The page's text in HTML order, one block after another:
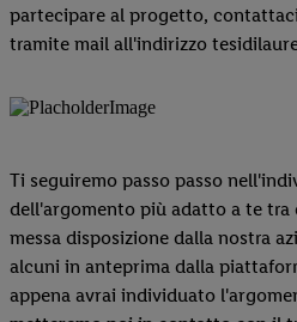
partecipare al progetto, contattaci
tramite mail all'indirizzo
Ti seguiremo passo passo
dell'argomento più adatto a te tra
messa disposizione dalla nostra
alcuni in anteprima dalla
appena avrai individuato